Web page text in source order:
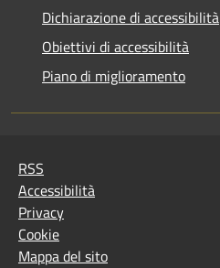
Dichiarazione di accessibilità
Obiettivi di accessibilità
Piano di miglioramento
RSS
Accessibilità
Privacy
Cookie
Mappa del sito